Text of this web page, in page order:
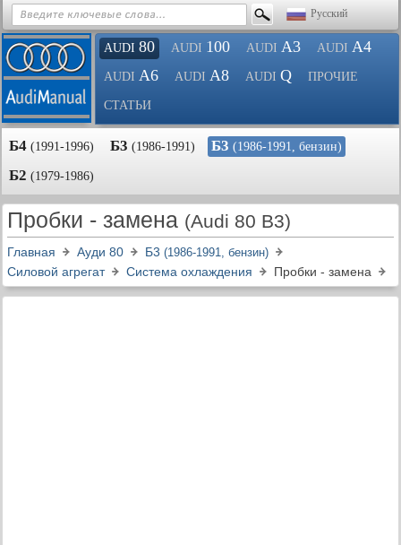
Русский
AUDI 80 AUDI 100 AUDI A3 AUDI A4
AUDI A6 AUDI A8 AUDI Q ПРОЧИЕ
СТАТЬИ
Б4 (1991-1996) Б3 (1986-1991) Б3 (1986-1991, бензин)
Б2 (1979-1986)
Пробки - замена (Audi 80 B3)
Главная Ауди 80 Б3 (1986-1991, бензин)
Силовой агрегат Система охлаждения Пробки - замена